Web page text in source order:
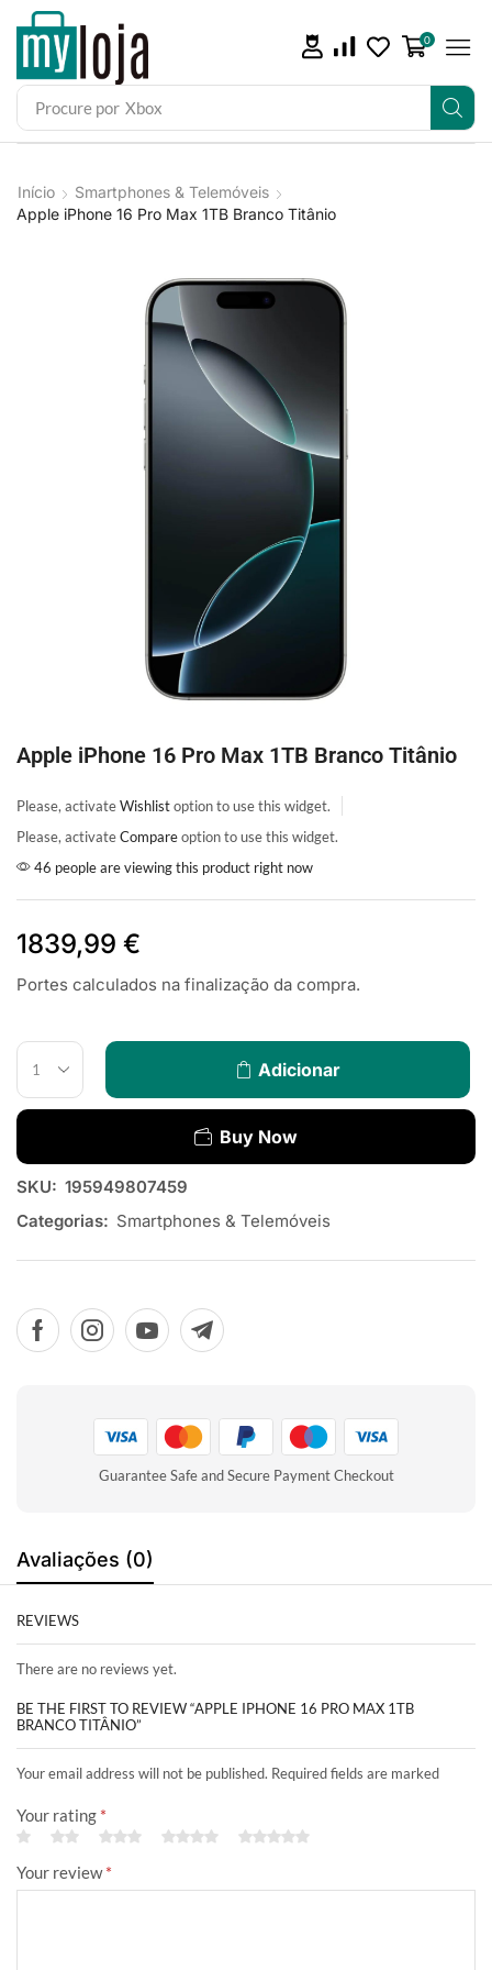
Procure por Xbox
0
Início
Smartphones & Telemóveis
Apple iPhone 16 Pro Max 1TB Branco Titânio
Apple iPhone 16 Pro Max 1TB Branco Titânio
Please, activateWishlistoption to use this widget.
Please, activateCompareoption to use this widget.
46 people are viewing this product right now
1839,99 €
Portes calculados na finalização da compra.
Adicionar
Buy Now
SKU: 195949807459
Categorias: Smartphones & Telemóveis
Guarantee Safe and Secure Payment Checkout
Avaliações (0)
REVIEWS
There are no reviews yet.
BE THE FIRST TO REVIEW “APPLE IPHONE 16 PRO MAX 1TB
BRANCO TITÂNIO”
Your email address will not be published. Required fields are marked
Your rating *
Your review*